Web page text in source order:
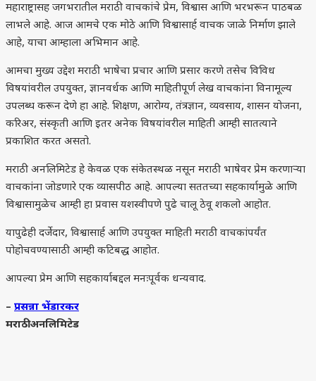
महाराष्ट्रासह जगभरातील मराठी वाचकांचे प्रेम, विश्वास आणि भरभरून पाठबळ
लाभले आहे. आज आमचे एक मोठे आणि विश्वासार्ह वाचक जाळे निर्माण झाले
आहे, याचा आम्हाला अभिमान आहे.
आमचा मुख्य उद्देश मराठी भाषेचा प्रचार आणि प्रसार करणे तसेच विविध
विषयांवरील उपयुक्त, ज्ञानवर्धक आणि माहितीपूर्ण लेख वाचकांना विनामूल्य
उपलब्ध करून देणे हा आहे. शिक्षण, आरोग्य, तंत्रज्ञान, व्यवसाय, शासन योजना,
करिअर, संस्कृती आणि इतर अनेक विषयांवरील माहिती आम्ही सातत्याने
प्रकाशित करत असतो.
मराठी अनलिमिटेड हे केवळ एक संकेतस्थळ नसून मराठी भाषेवर प्रेम करणाऱ्या
वाचकांना जोडणारे एक व्यासपीठ आहे. आपल्या सततच्या सहकार्यामुळे आणि
विश्वासामुळेच आम्ही हा प्रवास यशस्वीपणे पुढे चालू ठेवू शकलो आहोत.
यापुढेही दर्जेदार, विश्वासार्ह आणि उपयुक्त माहिती मराठी वाचकांपर्यंत
पोहोचवण्यासाठी आम्ही कटिबद्ध आहोत.
आपल्या प्रेम आणि सहकार्याबद्दल मनःपूर्वक धन्यवाद.
– प्रसन्ना भेंडारकर
मराठी अनलिमिटेड